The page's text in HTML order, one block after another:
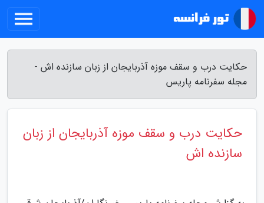
حکایت درب و سقف موزه آذربایجان از زبان سازنده اش -
مجله سفرنامه پاریس
حکایت درب و سقف موزه آذربایجان از زبان
سازنده اش